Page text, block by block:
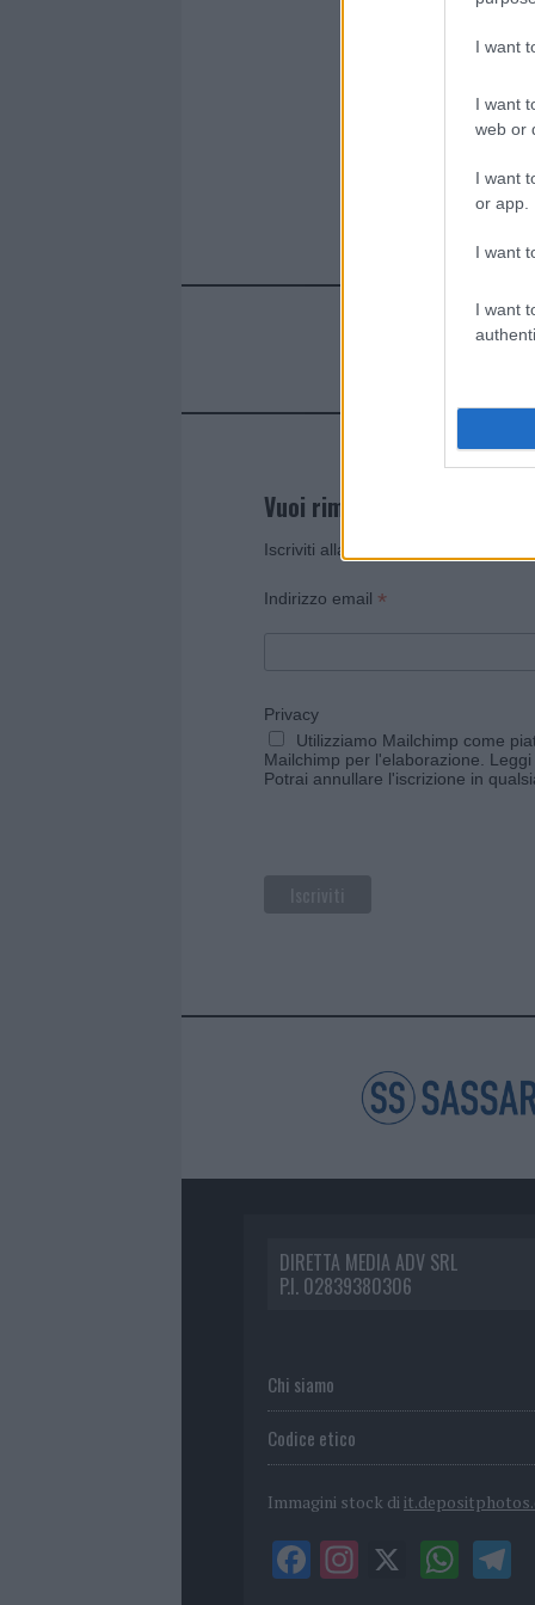
I want
I want
web or
I want
or app.
I want
I want
Vuoi rimanere sempre
Iscriviti alla newsletter di Gallura
Indirizzo email *
Privacy
Utilizziamo Mailchimp come
Mailchimp per l'elaborazione.
Potrai annullare l'iscrizione in
DIRETTA MEDIA ADV SRL
P.I. 02839380306
Chi siamo
Codice etico
Immagini stock di